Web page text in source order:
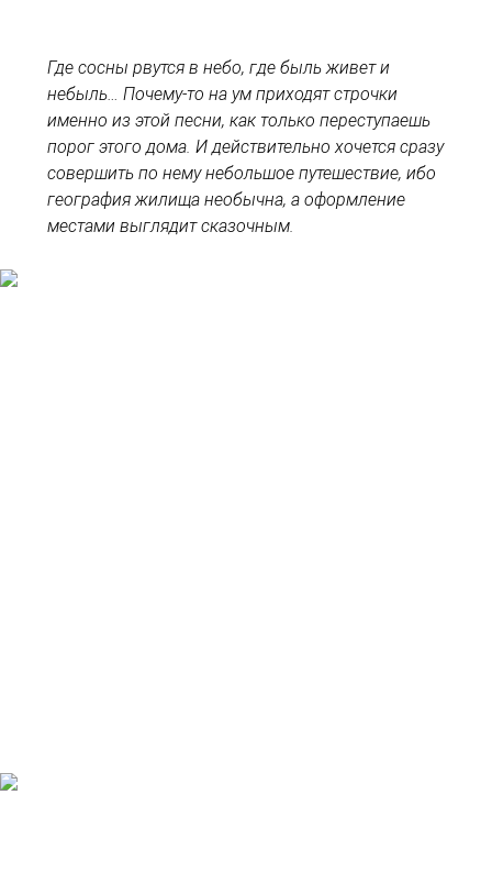
Где сосны рвутся в небо, где быль живет и
небыль… Почему-то на ум приходят строчки
именно из этой песни, как только переступаешь
порог этого дома. И действительно хочется сразу
совершить по нему небольшое путешествие, ибо
география жилища необычна, а оформление
местами выглядит сказочным.